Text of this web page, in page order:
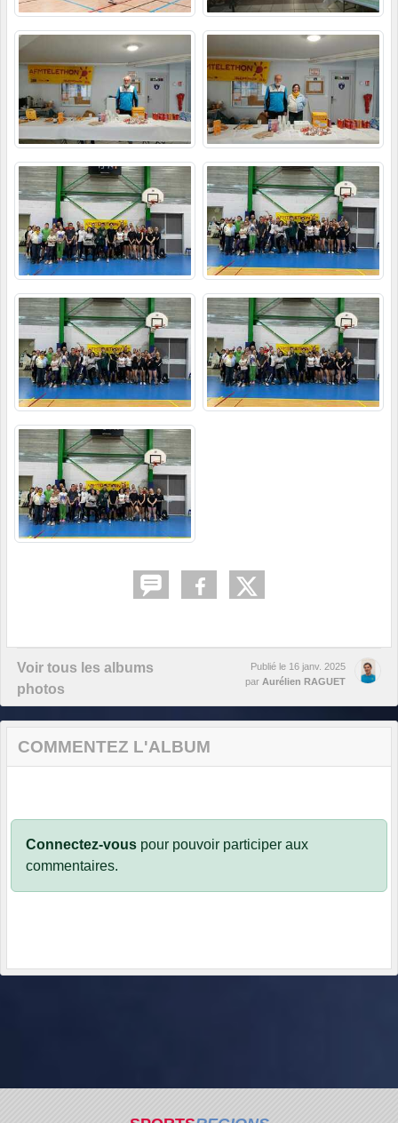
Voir tous les albums
photos
Publié le 16 janv. 2025
par Aurélien RAGUET
COMMENTEZ L'ALBUM
Connectez-vous pour pouvoir participer aux
commentaires.